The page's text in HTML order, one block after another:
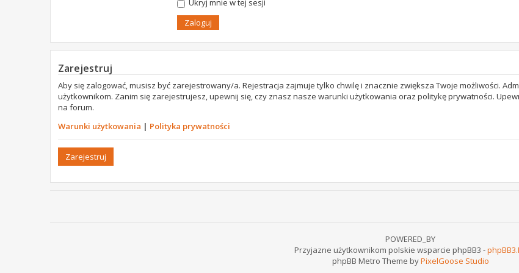
Ukryj mnie w tej sesji
Zarejestruj
Aby się zalogować, musisz być zarejestrowany/a. Rejestracja zajmuje tylko chwilę i znacznie zwiększa Twoje możliwości.
użytkownikom. Zanim się zarejestrujesz, upewnij się, czy znasz nasze warunki użytkowania oraz politykę prywatności.
na forum.
Warunki użytkowania | Polityka prywatności
Zarejestruj
POWERED_BY
Przyjazne użytkownikom polskie wsparcie phpBB3 -
phpBB Metro Theme byPixelGoose Studio